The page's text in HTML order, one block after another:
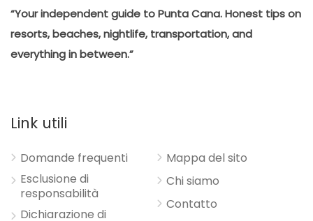
“Your independent guide to Punta Cana. Honest tips on
resorts, beaches, nightlife, transportation, and
everything in between.”
Link utili
Domande frequenti
Esclusione di
responsabilità
Dichiarazione di
Mappa del sito
Chi siamo
Contatto